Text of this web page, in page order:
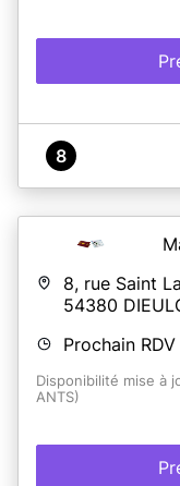
8
8, rue Saint
54380
Prochain RDV
Disponibilité mise à
ANTS)